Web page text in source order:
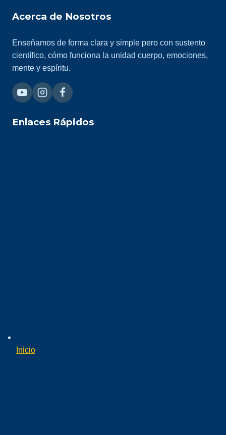
Acerca de Nosotros
Enseñamos de forma clara y simple pero con sustento
científico, cómo funciona la unidad cuerpo, emociones,
mente y espíritu.
Enlaces Rápidos
Inicio